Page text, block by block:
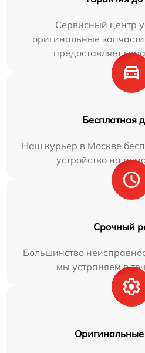
Сервисный центр
оригинальные
предоставляет
Бесплатная
Наш курьер в Москве
устройство на
Срочный
Большинство
мы устраняем в
Оригинальные